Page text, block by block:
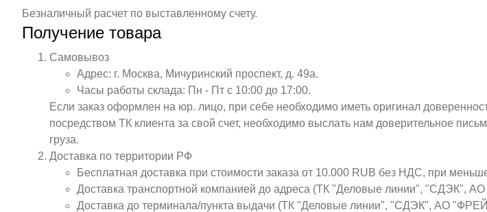
Безналичный расчет по выставленному счету.
Получение товара
Самовывоз
Адрес: г. Москва, Мичуринский проспект, д. 49а.
Часы работы склада: Пн - Пт с 10:00 до 17:00.
Если заказ оформлен на юр. лицо, при себе необходимо иметь оригинал
посредством ТК клиента за свой счет, необходимо выслать нам доверительное
груза.
Доставка по территории РФ
Бесплатная доставка при стоимости заказа от 10.000 RUB без НДС, при
Доставка транспортной компанией до адреса (ТК "Деловые линии", "СДЭК",
Доставка до терминала/пункта выдачи (ТК "Деловые линии", "СДЭК", АО